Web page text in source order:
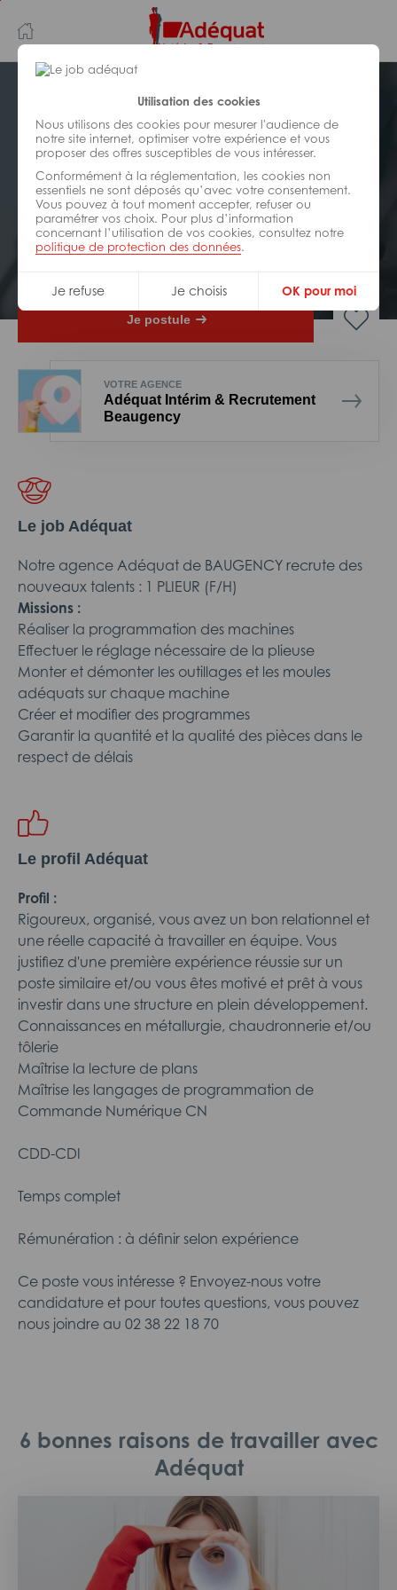
Utilisation des cookies
Nous utilisons des cookies pour mesurer l'audience de
notre site internet, optimiser votre expérience et vous
proposer des offres susceptibles de vous intéresser.
Conformément à la réglementation, les cookies non
essentiels ne sont déposés qu’avec votre consentement.
Vous pouvez à tout moment accepter, refuser ou
paramétrer vos choix. Pour plus d’information
concernant l’utilisation de vos cookies, consultez notre
politique de protection des données.
Je refuse Je choisis OK pour moi
au
contenu
principal
navigation
INDUSTRIE/FABRICATION/
TRANSFORMATION
Réf : 0BA-234340
Plieur H/F
Interim Meung-sur-Loire
Je postule
VOTRE AGENCE
Adéquat Intérim & Recrutement
Beaugency
Le job Adéquat
Notre agence Adéquat de BAUGENCY recrute des
nouveaux talents : 1 PLIEUR (F/H)
Missions :
Réaliser la programmation des machines
Effectuer le réglage nécessaire de la plieuse
Monter et démonter les outillages et les moules
adéquats sur chaque machine
Créer et modifier des programmes
Garantir la quantité et la qualité des pièces dans le
respect de délais
Le profil Adéquat
Profil :
Rigoureux, organisé, vous avez un bon relationnel et
une réelle capacité à travailler en équipe. Vous
justifiez d'une première expérience réussie sur un
poste similaire et/ou vous êtes motivé et prêt à vous
investir dans une structure en plein développement.
Connaissances en métallurgie, chaudronnerie et/ou
tôlerie
Maîtrise la lecture de plans
Maîtrise les langages de programmation de
Commande Numérique CN
CDD-CDI
Temps complet
Rémunération : à définir selon expérience
Ce poste vous intéresse ? Envoyez-nous votre
candidature et pour toutes questions, vous pouvez
nous joindre au 02 38 22 18 70
6 bonnes raisons de travailler avec
Adéquat